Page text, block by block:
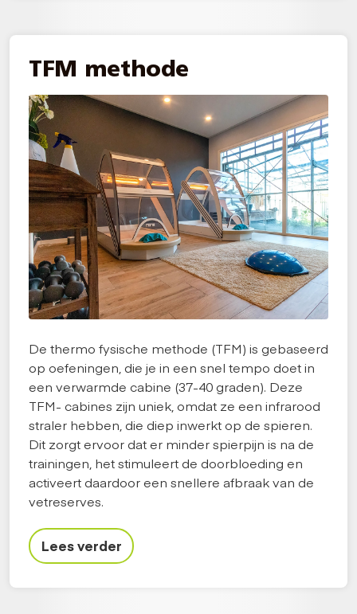
TFM methode
De thermo fysische methode (TFM) is gebaseerd
op oefeningen, die je in een snel tempo doet in
een verwarmde cabine (37-40 graden). Deze
TFM- cabines zijn uniek, omdat ze een infrarood
straler hebben, die diep inwerkt op de spieren.
Dit zorgt ervoor dat er minder spierpijn is na de
trainingen, het stimuleert de doorbloeding en
activeert daardoor een snellere afbraak van de
vetreserves.
Lees verder